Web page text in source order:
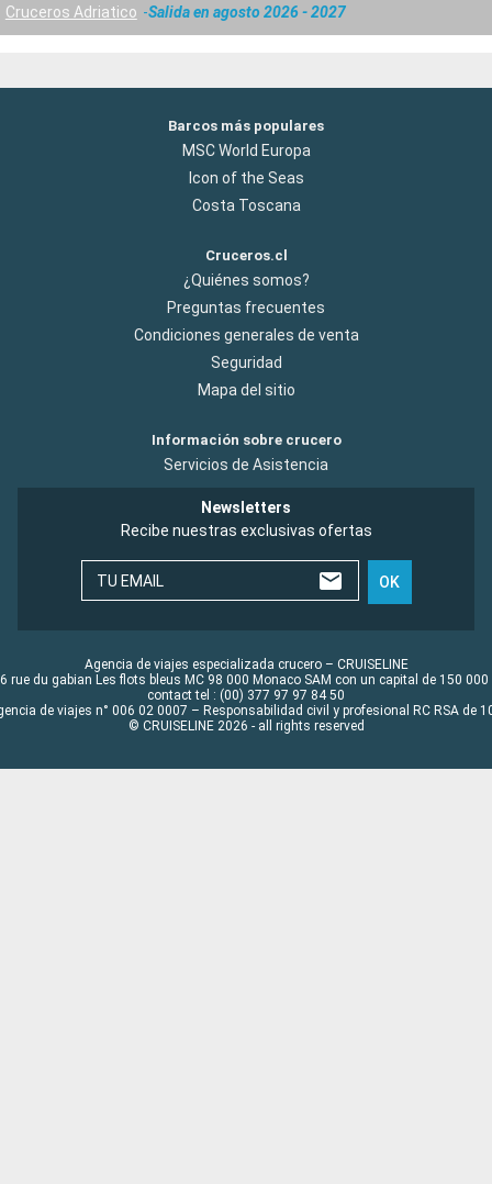
Cruceros Adriatico
Salida en agosto 2026 - 2027
Barcos más populares
MSC World Europa
Icon of the Seas
Costa Toscana
Cruceros.cl
¿Quiénes somos?
Preguntas frecuentes
Condiciones generales de venta
Seguridad
Mapa del sitio
Información sobre crucero
Servicios de Asistencia
Newsletters
Recibe nuestras exclusivas ofertas
TU EMAIL OK
Agencia de viajes especializada crucero – CRUISELINE
rue du gabian Les flots bleus MC 98 000 Monaco SAM con un capital de 150 000
contact tel : (00) 377 97 97 84 50
de viajes n° 006 02 0007 – Responsabilidad civil y profesional RC RSA de
© CRUISELINE 2026 - all rights reserved